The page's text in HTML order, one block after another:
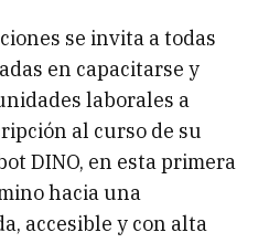
se invita a todas
en capacitarse y
laborales a
al curso de su
DINO, en esta primera
hacia una
accesible y con alta